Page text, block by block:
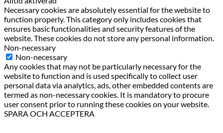
Necessary cookies are absolutely essential for the website to
function properly. This category only includes cookies that
ensures basic functionalities and security features of the
website. These cookies do not store any personal information.
Non-necessary
Non-necessary
Any cookies that may not be particularly necessary for the
website to function and is used specifically to collect user
personal data via analytics, ads, other embedded contents are
termed as non-necessary cookies. It is mandatory to procure
user consent prior to running these cookies on your website.
SPARA OCH ACCEPTERA